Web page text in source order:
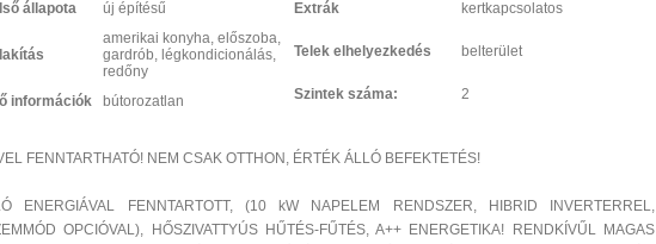
állapota új építésű
amerikai konyha, előszoba,
gardrób, légkondicionálás,
redőny
információk
bútorozatlan
Extrák kertkapcsolatos
Telek elhelyezkedés belterület
Szintek száma: 2
FENNTARTHATÓ! NEM CSAK OTTHON, ÉRTÉK ÁLLÓ BEFEKTETÉS!
ENERGIÁVAL FENNTARTOTT, (10 kW NAPELEM RENDSZER, HIBRID INVERTERREL,
OPCIÓVAL), HŐSZIVATTYÚS HŰTÉS-FŰTÉS, A++ ENERGETIKA! RENDKÍVŰL MAGAS